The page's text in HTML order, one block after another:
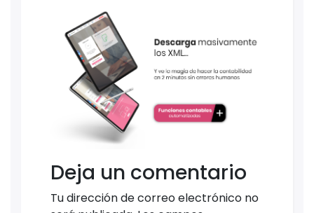
Deja un comentario
Tu dirección de correo electrónico no